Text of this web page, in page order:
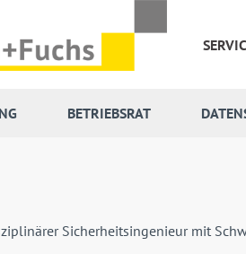
BETRIEBSRAT
Sicherheitsingenieur mit